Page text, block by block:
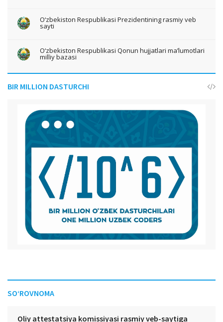
O‘zbekiston Respublikasi Prezidentining rasmiy veb
sayti
O‘zbekiston Respublikasi Qonun hujjatlari ma’lumotlari
milliy bazasi
BIR MILLION DASTURCHI
SO‘ROVNOMA
Oliy attestatsiya komissiyasi rasmiy veb-saytiga